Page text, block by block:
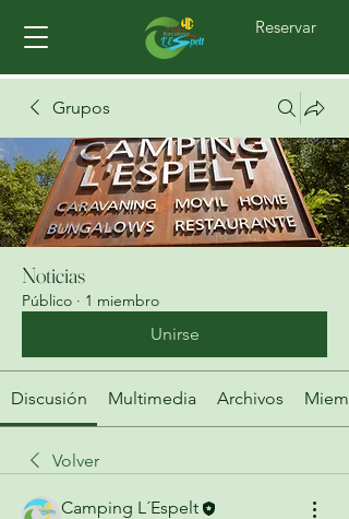
Reservar
Grupos
Noticias
Público · 1 miembro
Unirse
Discusión Multimedia Archivos
Volver
Camping L´Espelt